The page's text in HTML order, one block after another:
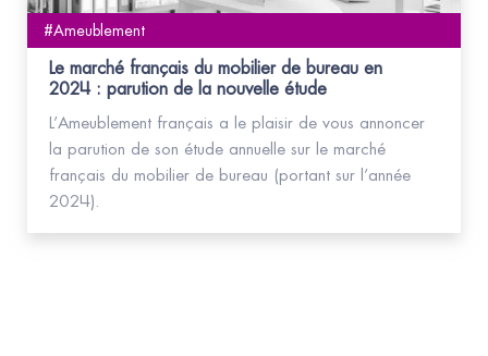
#Ameublement
Le marché français du mobilier de bureau en
2024 : parution de la nouvelle étude
L’Ameublement français a le plaisir de vous annoncer
la parution de son étude annuelle sur le marché
français du mobilier de bureau (portant sur l’année
2024).